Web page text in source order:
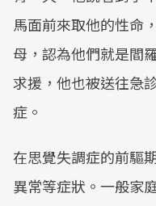
馬面前來取他的性命
母，認為他們就是閻
求援，他也被送往急
症。
在思覺失調症的前驅
異常等症狀。一般家